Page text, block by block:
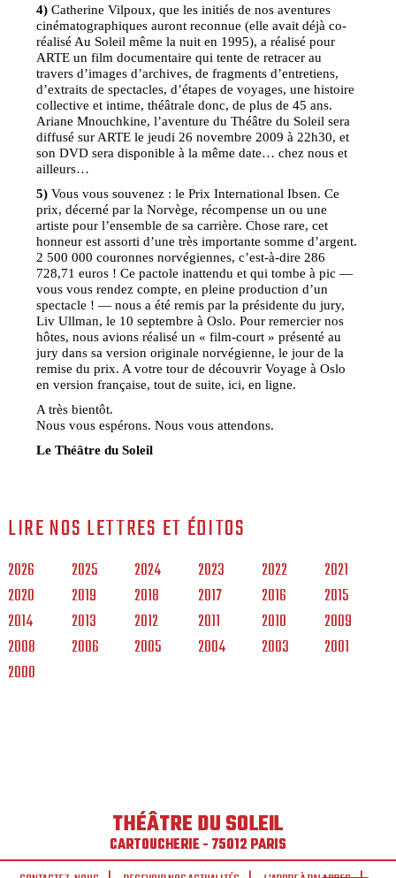
4) Catherine Vilpoux, que les initiés de nos aventures
cinématographiques auront reconnue (elle avait déjà co-
réalisé Au Soleil même la nuit en 1995), a réalisé pour
ARTE un film documentaire qui tente de retracer au
travers d’images d’archives, de fragments d’entretiens,
d’extraits de spectacles, d’étapes de voyages, une histoire
collective et intime, théâtrale donc, de plus de 45 ans.
Ariane Mnouchkine, l’aventure du Théâtre du Soleil sera
diffusé sur ARTE le jeudi 26 novembre 2009 à 22h30, et
son DVD sera disponible à la même date… chez nous et
ailleurs…
5) Vous vous souvenez : le Prix International Ibsen. Ce
prix, décerné par la Norvège, récompense un ou une
artiste pour l’ensemble de sa carrière. Chose rare, cet
honneur est assorti d’une très importante somme d’argent.
2 500 000 couronnes norvégiennes, c’est-à-dire 286
728,71 euros ! Ce pactole inattendu et qui tombe à pic —
vous vous rendez compte, en pleine production d’un
spectacle ! — nous a été remis par la présidente du jury,
Liv Ullman, le 10 septembre à Oslo. Pour remercier nos
hôtes, nous avions réalisé un « film-court » présenté au
jury dans sa version originale norvégienne, le jour de la
remise du prix. A votre tour de découvrir Voyage à Oslo
en version française, tout de suite, ici, en ligne.
A très bientôt.
Nous vous espérons. Nous vous attendons.
Le Théâtre du Soleil
LIRE NOS LETTRES ET ÉDITOS
2026 2025 2024 2023 2022
2021
2020
2019 2018 2017 2016
2015
2014
2013 2012 2011 2010
2009
2008
2006 2005 2004 2003
2001
2000
THÉÂTRE DU SOLEIL
CARTOUCHERIE - 75012 PARIS